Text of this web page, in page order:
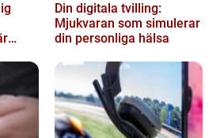
Din digitala tvilling:
Mjukvaran som simulerar
din personliga hälsa